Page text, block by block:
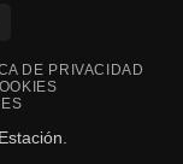
Delivery
DE PRIVACIDAD